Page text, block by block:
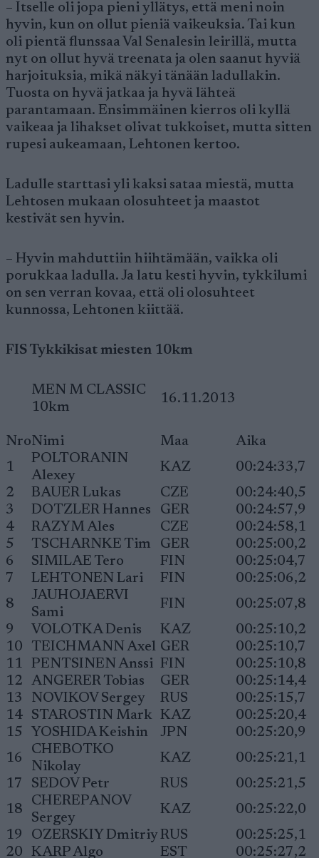
– Itselle oli jopa pieni yllätys, että meni noin
hyvin, kun on ollut pieniä vaikeuksia. Tai kun
oli pientä flunssaa Val Senalesin leirillä, mutta
nyt on ollut hyvä treenata ja olen saanut hyviä
harjoituksia, mikä näkyi tänään ladullakin.
Tuosta on hyvä jatkaa ja hyvä lähteä
parantamaan. Ensimmäinen kierros oli kyllä
vaikeaa ja lihakset olivat tukkoiset, mutta sitten
rupesi aukeamaan, Lehtonen kertoo.
Ladulle starttasi yli kaksi sataa miestä, mutta
Lehtosen mukaan olosuhteet ja maastot
kestivät sen hyvin.
– Hyvin mahduttiin hiihtämään, vaikka oli
porukkaa ladulla. Ja latu kesti hyvin, tykkilumi
on sen verran kovaa, että oli olosuhteet
kunnossa, Lehtonen kiittää.
FIS Tykkikisat miesten 10km
MEN M CLASSIC
10km
16.11.2013
NroNimi Maa
Aika
1
POLTORANIN
Alexey
KAZ
00:24:33,7
2
BAUER Lukas CZE
00:24:40,5
3
DOTZLER Hannes GER
00:24:57,9
4
RAZYM Ales CZE
00:24:58,1
5
TSCHARNKE Tim GER
00:25:00,2
6
SIMILAE Tero FIN
00:25:04,7
7
LEHTONEN Lari FIN
00:25:06,2
8
JAUHOJAERVI
Sami
FIN
00:25:07,8
9
VOLOTKA Denis KAZ
00:25:10,2
10
TEICHMANN Axel GER
00:25:10,7
11
PENTSINEN Anssi FIN
00:25:10,8
12
ANGERER Tobias GER
00:25:14,4
13
NOVIKOV Sergey RUS
00:25:15,7
14
STAROSTIN Mark KAZ
00:25:20,4
15
YOSHIDA Keishin JPN
00:25:20,9
16
CHEBOTKO
Nikolay
KAZ
00:25:21,1
17
SEDOV Petr RUS
00:25:21,5
18
CHEREPANOV
Sergey
KAZ
00:25:22,0
19
OZERSKIY Dmitriy RUS
00:25:25,1
20
KARP Algo EST 00:25:27,2